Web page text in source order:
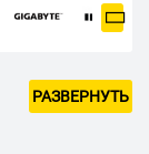
РАЗВЕРНУТЬ